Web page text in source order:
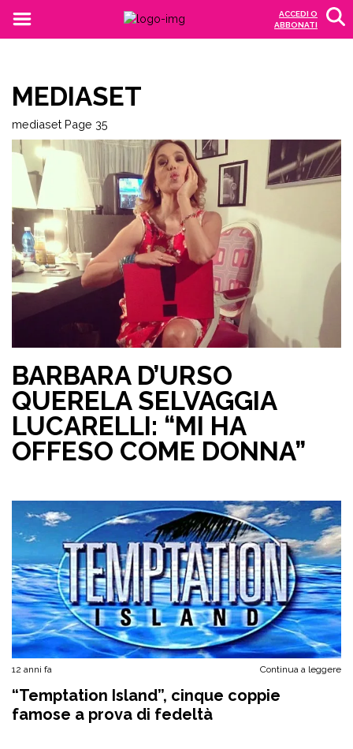
ACCEDI O
ABBONATI
MEDIASET
mediaset Page 35
BARBARA D’URSO
QUERELA SELVAGGIA
LUCARELLI: “MI HA
OFFESO COME DONNA”
12 anni fa Continua a leggere
“Temptation Island”, cinque coppie
famose a prova di fedeltà